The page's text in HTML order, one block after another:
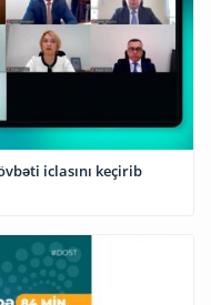
iclasını keçirib